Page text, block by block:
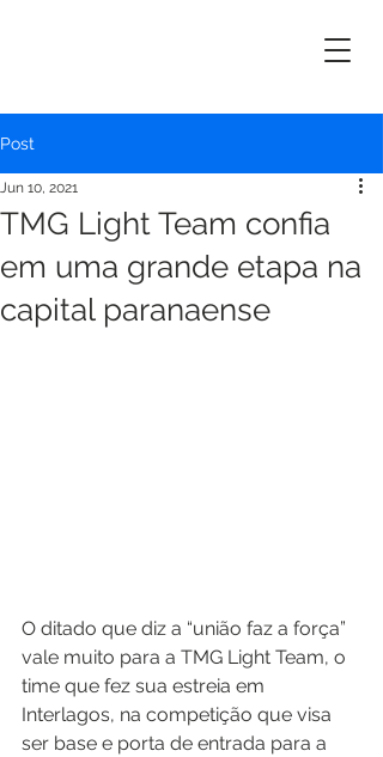
Post
TMG Light Team confia
em uma grande etapa na
capital paranaense
Jun 10, 2021
O ditado que diz a “união faz a força”
vale muito para a TMG Light Team, o
time que fez sua estreia em
Interlagos, na competição que visa
ser base e porta de entrada para a